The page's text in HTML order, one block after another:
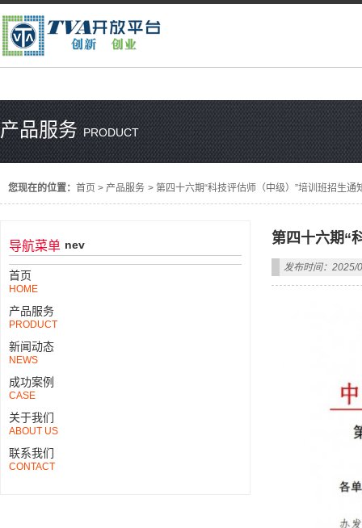
产品服务PRODUCT
您现在的位置： 首页 > 产品服务 > 第四十六期“科技评估师（中级）”培训班招生通
导航菜单 nev
首页
HOME
产品服务
PRODUCT
新闻动态
NEWS
成功案例
CASE
关于我们
ABOUT US
联系我们
CONTACT
第四十六期“
发布时间：2025/